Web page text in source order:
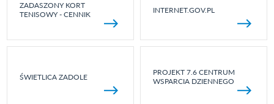
ZADASZONY KORT
TENISOWY - CENNIK
INTERNET.GOV.PL
ŚWIETLICA ZADOLE
PROJEKT 7.6 CENTRUM
WSPARCIA DZIENNEGO